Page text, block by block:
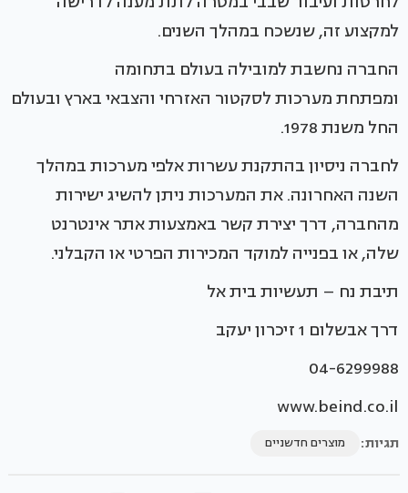
למקצוע זה, שנשכח במהלך השנים.
החברה נחשבת למובילה בעולם בתחומה
ומפתחת מערכות לסקטור האזרחי והצבאי בארץ ובעולם
החל משנת 1978.
לחברה ניסיון בהתקנת עשרות אלפי מערכות במהלך
השנה האחרונה. את המערכות ניתן להשיג ישירות
מהחברה, דרך יצירת קשר באמצעות אתר אינטרנט
שלה, או בפנייה למוקד המכירות הפרטי או הקבלני.
תיבת נח – תעשיות בית אל
דרך אבשלום 1 זיכרון יעקב
04-6299988
www.beind.co.il
תגיות: מוצרים חדשניים